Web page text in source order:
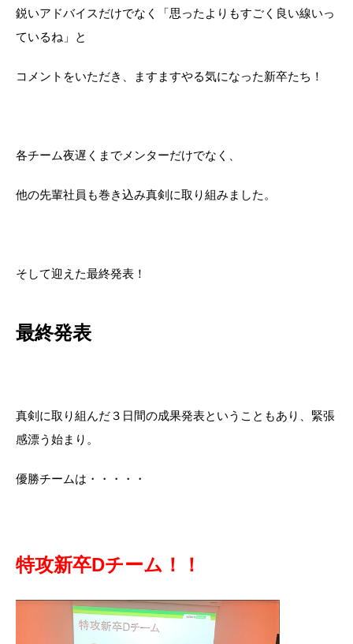
鋭いアドバイスだけでなく「思ったよりもすごく良い線いっ
ているね」と
コメントをいただき、ますますやる気になった新卒たち！
各チーム夜遅くまでメンターだけでなく、
他の先輩社員も巻き込み真剣に取り組みました。
そして迎えた最終発表！
最終発表
真剣に取り組んだ３日間の成果発表ということもあり、緊張
感漂う始まり。
優勝チームは・・・・・
特攻新卒Dチーム！！